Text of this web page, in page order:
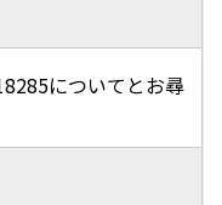
についてとお尋